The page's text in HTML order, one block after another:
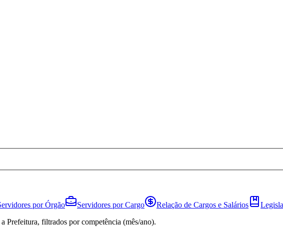
por Órgão Servidores por Cargo Relação de Cargos e Salários
Prefeitura, filtrados por competência (mês/ano).